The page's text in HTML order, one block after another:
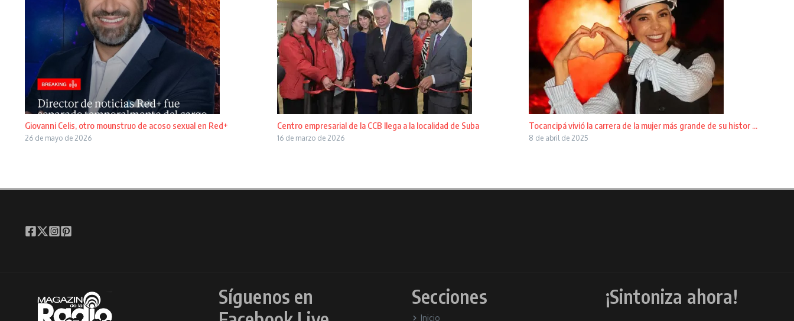
Giovanni Celis, otro mounstruo de acoso sexual en Red+
26 de mayo de 2026
Centro empresarial de la CCB llega a la localidad de Suba
16 de marzo de 2026
Tocancipá vivió la carrera de la mujer más grande de su histor ...
8 de abril de 2025
Síguenos en
Secciones
Inicio
¡Sintoniza ahora!